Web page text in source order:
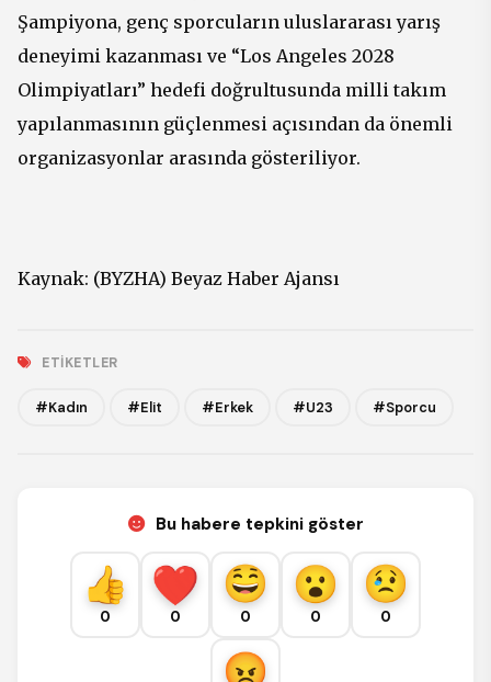
Şampiyona, genç sporcuların uluslararası yarış
deneyimi kazanması ve “Los Angeles 2028
Olimpiyatları” hedefi doğrultusunda milli takım
yapılanmasının güçlenmesi açısından da önemli
organizasyonlar arasında gösteriliyor.
Kaynak: (BYZHA) Beyaz Haber Ajansı
ETIKETLER
#Kadın #Elit #Erkek #U23 #Sporcu
Bu habere tepkini göster
0 0 0 0 0